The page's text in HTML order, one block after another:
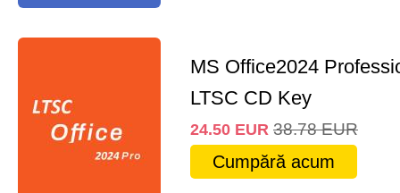
MS Office2024
LTSC CD Key
24.50 EUR 38.78 EUR
Cumpără acum